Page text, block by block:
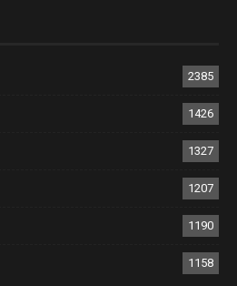
2385
1426
1327
1207
1190
1158